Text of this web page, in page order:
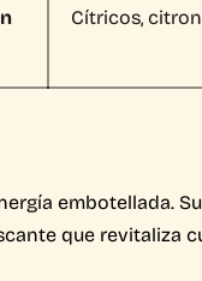
Cítricos,
embotellada.
que revitaliza